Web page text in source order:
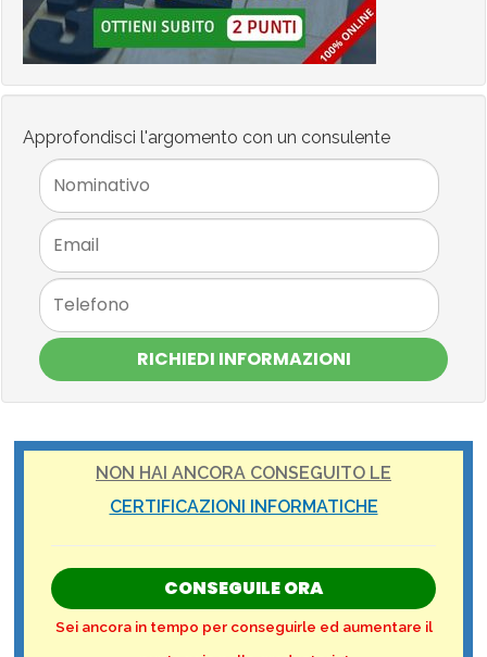
Approfondisci l'argomento con un consulente
RICHIEDI INFORMAZIONI
NON HAI ANCORA CONSEGUITO LE
CERTIFICAZIONI INFORMATICHE
CONSEGUILE ORA
Sei ancora in tempo per conseguirle ed aumentare il